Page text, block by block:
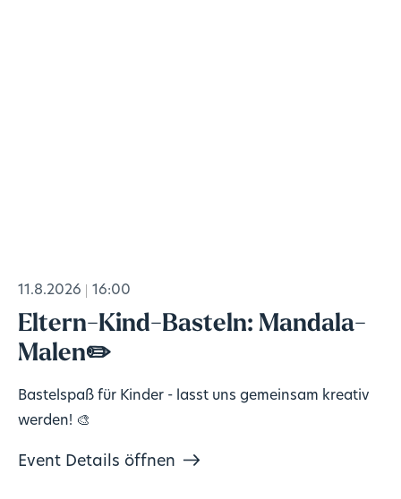
11.8.2026 16:00
Eltern-Kind-Basteln: Mandala-
Malen✏️
Bastelspaß für Kinder - lasst uns gemeinsam kreativ
werden! 🎨
Event Details öffnen